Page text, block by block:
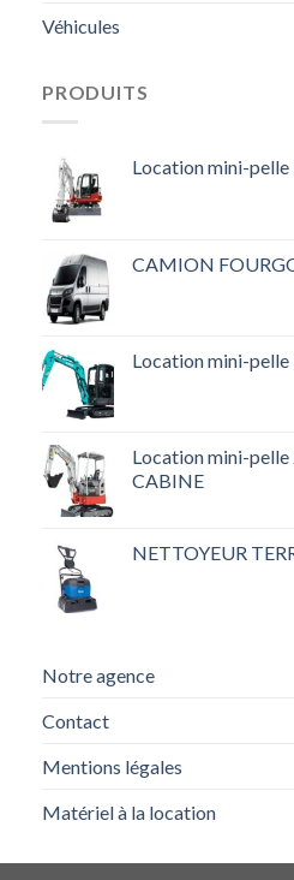
Véhicules
PRODUITS
Location mini-
CAMION
Location mini-
Location mini-
CABINE
NETTOYEUR
Notre agence
Contact
Mentions légales
Matériel à la location